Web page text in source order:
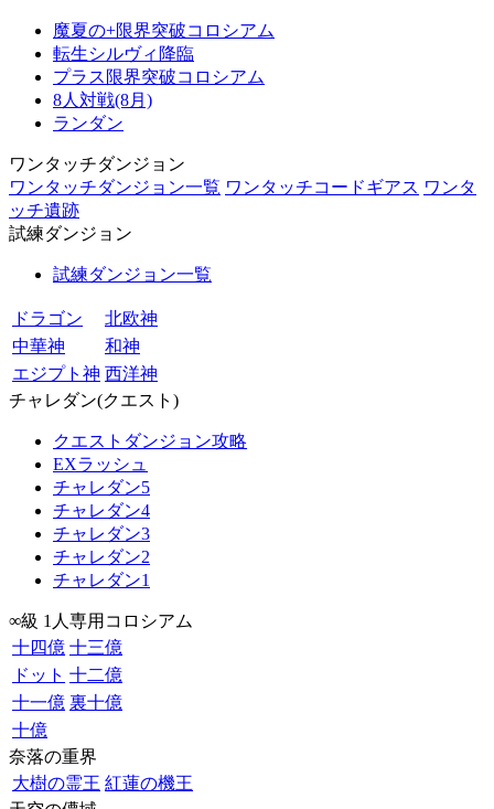
魔夏の+限界突破コロシアム
転生シルヴィ降臨
プラス限界突破コロシアム
8人対戦(8月)
ランダン
ワンタッチダンジョン
ワンタッチダンジョン一覧 ワンタッチコードギアス ワンタ
ッチ遺跡
試練ダンジョン
試練ダンジョン一覧
ドラゴン
北欧神
中華神
和神
エジプト神 西洋神
チャレダン(クエスト)
クエストダンジョン攻略
EXラッシュ
チャレダン5
チャレダン4
チャレダン3
チャレダン2
チャレダン1
∞級 1人専用コロシアム
十四億 十三億
ドット 十二億
十一億 裏十億
十億
奈落の重界
大樹の霊王 紅蓮の機王